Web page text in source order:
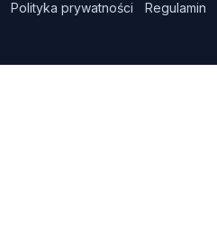
Polityka prywatności Regulamin